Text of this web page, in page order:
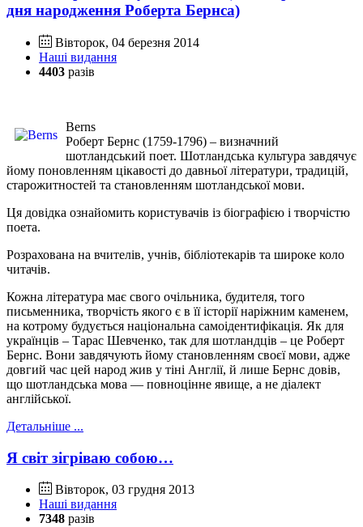
дня народження Роберта Бернса)
Вівторок, 04 березня 2014
Наші видання
4403 разів
Berns
Роберт Бернс (1759-1796) – визначний
шотландський поет. Шотландська культура завдячує
йому поновленням цікавості до давньої літератури, традицій,
старожитностей та становленням шотландської мови.
Ця довідка ознайомить користувачів із біографією і творчістю
поета.
Розрахована на вчителів, учнів, бібліотекарів та широке коло
читачів.
Кожна література має свого очільника, будителя, того
письменника, творчість якого є в її історії наріжним каменем,
на котрому будується національна самоідентифікація. Як для
українців – Тарас Шевченко, так для шотландців – це Роберт
Бернс. Вони завдячують йому становленням своєї мови, адже
довгий час цей народ жив у тіні Англії, й лише Бернс довів,
що шотландська мова — повноцінне явище, а не діалект
англійської.
Детальніше ...
Я світ зігріваю собою…
Вівторок, 03 грудня 2013
Наші видання
7348 разів